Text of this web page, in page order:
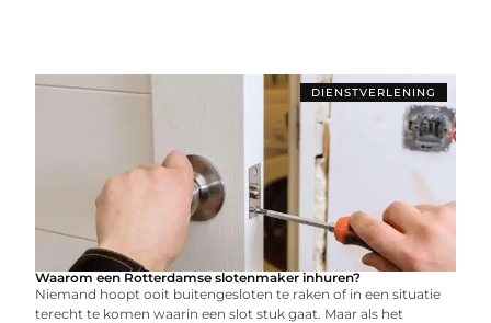
DIENSTVERLENING
Waarom een Rotterdamse slotenmaker inhuren?
Niemand hoopt ooit buitengesloten te raken of in een situatie
terecht te komen waarin een slot stuk gaat. Maar als het